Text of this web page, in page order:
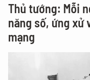
Thủ tướng: Mỗi
năng số, ứng xử
mạng